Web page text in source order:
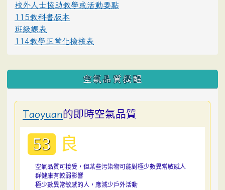
校外人士協助教學或活動要點
115教科書版本
班級課表
114教學正常化檢核表
空氣品質提醒
Taoyuan的即時空氣品質
53 良
空氣品質可接受，但某些污染物可能對極少數異常敏感人
群健康有較弱影響
極少數異常敏感的人，應減少戶外活動